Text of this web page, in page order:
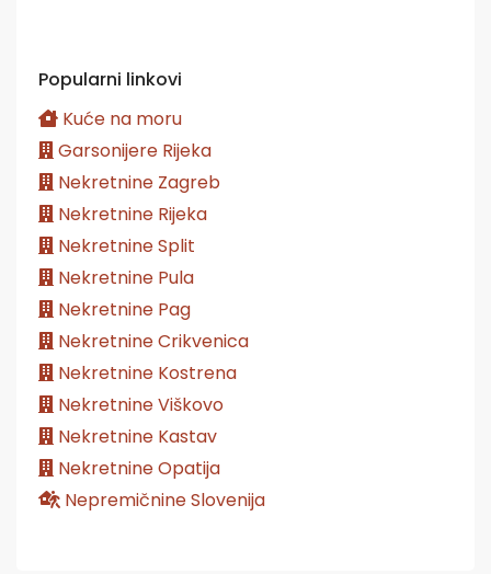
Popularni linkovi
Kuće na moru
Garsonijere Rijeka
Nekretnine Zagreb
Nekretnine Rijeka
Nekretnine Split
Nekretnine Pula
Nekretnine Pag
Nekretnine Crikvenica
Nekretnine Kostrena
Nekretnine Viškovo
Nekretnine Kastav
Nekretnine Opatija
Nepremičnine Slovenija